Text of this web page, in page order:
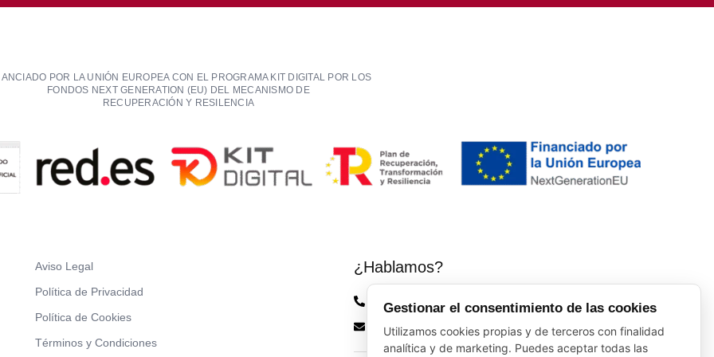
POR LA UNIÓN EUROPEA CON EL PROGRAMA KIT DIGITAL POR LOS
FONDOS NEXT GENERATION (EU) DEL MECANISMO DE
RECUPERACIÓN Y RESILENCIA
Aviso Legal
Política de Privacidad
Política de Cookies
Términos y Condiciones
¿Hablamos?
Vinos El Peso: (+34) 941 226 120
elpeso@vinoyalgomas.com
Gestionar el consentimiento de las cookies
Utilizamos cookies propias y de terceros con finalidad
analítica y de marketing. Puedes aceptar todas las